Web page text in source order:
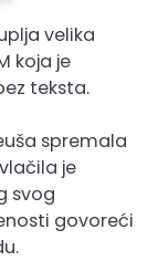
velika
koja je
teksta.
spremala
je
svog
govoreći